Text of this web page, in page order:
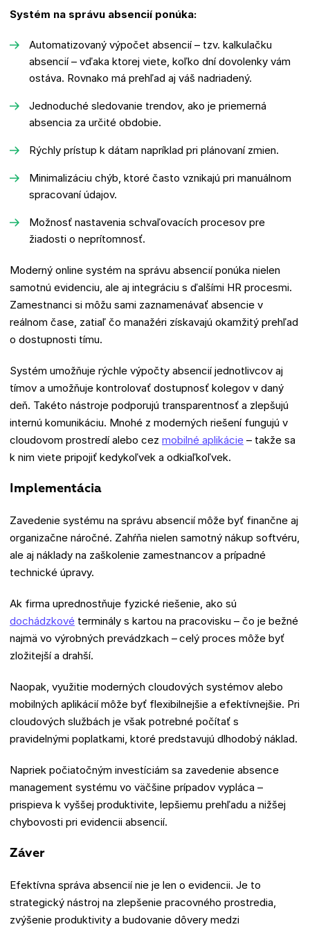
Systém na správu absencií ponúka:
Automatizovaný výpočet absencií – tzv. kalkulačku
absencií – vďaka ktorej viete, koľko dní dovolenky vám
ostáva. Rovnako má prehľad aj váš nadriadený.
Jednoduché sledovanie trendov, ako je priemerná
absencia za určité obdobie.
Rýchly prístup k dátam napríklad pri plánovaní zmien.
Minimalizáciu chýb, ktoré často vznikajú pri manuálnom
spracovaní údajov.
Možnosť nastavenia schvaľovacích procesov pre
žiadosti o neprítomnosť.
Moderný online systém na správu absencií ponúka nielen
samotnú evidenciu, ale aj integráciu s ďalšími HR procesmi.
Zamestnanci si môžu sami zaznamenávať absencie v
reálnom čase, zatiaľ čo manažéri získavajú okamžitý prehľad
o dostupnosti tímu.
Systém umožňuje rýchle výpočty absencií jednotlivcov aj
tímov a umožňuje kontrolovať dostupnosť kolegov v daný
deň. Takéto nástroje podporujú transparentnosť a zlepšujú
internú komunikáciu. Mnohé z moderných riešení fungujú v
cloudovom prostredí alebo cez mobilné aplikácie – takže sa
k nim viete pripojiť kedykoľvek a odkiaľkoľvek.
Implementácia
Zavedenie systému na správu absencií môže byť finančne aj
organizačne náročné. Zahŕňa nielen samotný nákup softvéru,
ale aj náklady na zaškolenie zamestnancov a prípadné
technické úpravy.
Ak firma uprednostňuje fyzické riešenie, ako sú
dochádzkové terminály s kartou na pracovisku – čo je bežné
najmä vo výrobných prevádzkach – celý proces môže byť
zložitejší a drahší.
Naopak, využitie moderných cloudových systémov alebo
mobilných aplikácií môže byť flexibilnejšie a efektívnejšie. Pri
cloudových službách je však potrebné počítať s
pravidelnými poplatkami, ktoré predstavujú dlhodobý náklad.
Napriek počiatočným investíciám sa zavedenie absence
management systému vo väčšine prípadov vypláca –
prispieva k vyššej produktivite, lepšiemu prehľadu a nižšej
chybovosti pri evidencii absencií.
Záver
Efektívna správa absencií nie je len o evidencii. Je to
strategický nástroj na zlepšenie pracovného prostredia,
zvýšenie produktivity a budovanie dôvery medzi